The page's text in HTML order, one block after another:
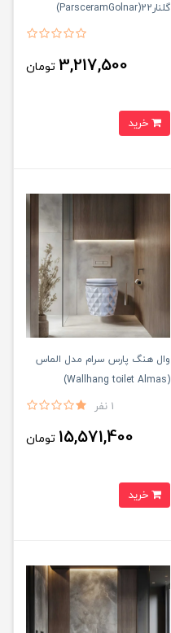
گلنار22(ParsceramGolnar)
3,217,500 تومان
وال هنگ پارس سرام مدل الماس
(Wallhang toilet Almas)
1 نفر
15,571,400 تومان